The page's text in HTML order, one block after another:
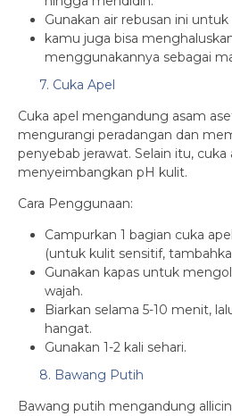
Gunakan air rebusan ini
kamu juga bisa
menggunakannya sebagai
7. Cuka Apel
Cuka apel mengandung asam
mengurangi peradangan dan
penyebab jerawat. Selain itu,
menyeimbangkan pH kulit.
Cara Penggunaan:
Campurkan 1 bagian cuka
(untuk kulit sensitif,
Gunakan kapas untuk
wajah.
Biarkan selama 5-10 menit,
hangat.
Gunakan 1-2 kali sehari.
8. Bawang Putih
Bawang putih mengandung